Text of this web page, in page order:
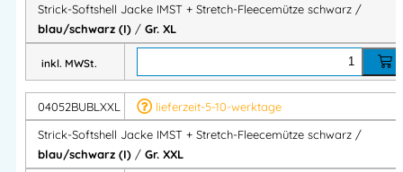
Gewicht:180 g/m²
Farbe:natur melange / schwarz
Weich, bequem und gleichzeitig strapazierfähig
Perfekt geeignet für:
Strick-Softshell Jacke IMST + Stretch-Fleecemütze schwarz /
blau/schwarz (I)/ Gr. XL
inkl. MWSt.
04052BUBLXXL
lieferzeit-5-10-werktage
Strick-Softshell Jacke IMST + Stretch-Fleecemütze schwarz /
blau/schwarz (I)/ Gr. XXL